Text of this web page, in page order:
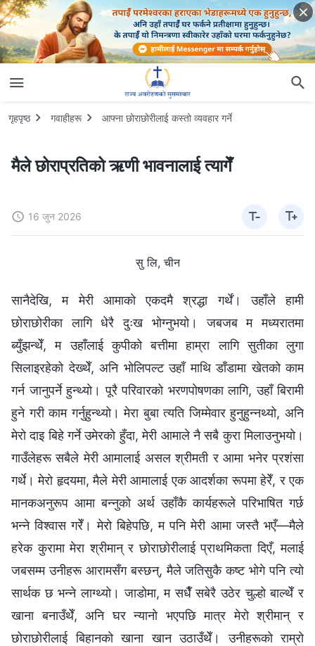
गृहपृष्ठ गवाहीहरू आफ्ना छोराछोरीलाई कस्तो व्यवहार गर्ने
मैले छोराप्रतिको ऋणी भावनालाई त्यागेँ
16 जुन 2026
सु लि, चीन
सानैदेखि, म मेरी आमाको एकदमै श्रद्धा गर्थें। उहाँले हामी
छोराछोरीका लागि धेरै दुःख भोग्नुभयो। जबजब म मध्यरातमा
ब्युँझन्थेँ, म उहाँलाई कुपीको बत्तीमा हाम्रा लागि सुतीका लुगा
सिलाइरहेको देख्थेँ, अनि भोलिपल्ट उहाँ माथि डाँडामा खेतको काम
गर्न जानुपर्ने हुन्थ्यो। पूरै परिवारको भरणपोषणका लागि, उहाँ बिरामी
हुने गरी काम गर्नुहुन्थ्यो। मेरा बुबा त्यति जिम्मेवार हुनुहुन्नथ्यो, अनि
मेरो दाइ बिहे गर्ने उमेरको हुँदा, मेरी आमाले नै सबै कुरा मिलाउनुभयो।
गाउँलेहरू सबैले मेरी आमालाई असल श्रीमती र आमा भनेर प्रशंसा
गर्थे। मेरो हृदयमा, मैले मेरी आमालाई एक आदर्शका रूपमा हेरेँ, र एक
मानकअनुरूप आमा बन्नुको अर्थ उहाँकै कार्यहरूले परिभाषित गर्छ
भन्ने विश्वास गरेँ। मेरो बिहेपछि, म पनि मेरी आमा जस्तै भएँ—मैले
हरेक कुरामा मेरा श्रीमान् र छोराछोरीलाई प्राथमिकता दिएँ, मलाई
जबसम्म उनीहरू आरामसँग बस्छन्, मैले जतिसुकै कष्ट भोगे पनि त्यो
सार्थक छ भन्ने लाग्थ्यो। जाडोमा, म सधैँ सबेरै उठेर चुल्हो बाल्थेँ र
खाना बनाउँथेँ, अनि घर न्यानो भएपछि मात्र मेरो श्रीमान् र
छोराछोरीलाई बिहानको खाना खान उठाउँथेँ। उनीहरूको राम्रो